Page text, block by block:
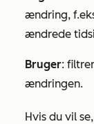
ændring,
ændrede
Bruger:
ændringen.
Hvis du vil